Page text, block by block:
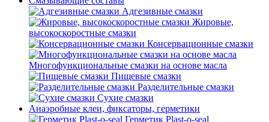
Адгезивные смазки
Жировые,
высокоскоростные смазки
Консервационные смазки
Многофункциональные смазки на основе масла
Пищевые смазки
Разделительные смазки
Сухие смазки
Анаэробные клеи, фиксаторы, герметики
Герметик Plast-o-seal